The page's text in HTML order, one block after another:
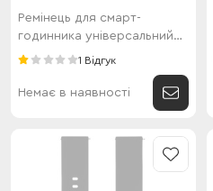
Ремінець для смарт-
годинника універсальний
Flat head style (22мм) White
1 Відгук
Немає в наявності